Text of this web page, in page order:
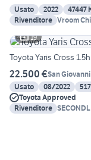
Usato
2022 47447
Rivenditore Vroom
19
Toyota Yaris Cross
22.500 €San
Usato
08/2022
Toyota Approved
Rivenditore